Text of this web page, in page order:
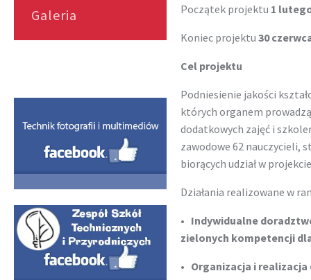
Galeria
Początek projektu 1
Koniec projektu 30
Cel projektu
Podniesienie jakości
których organem
dodatkowych zajęć i
zawodowe 62 nauczycieli,
biorących udział w
Działania realizowane w
• Indywidualne
zielonych kompetencji
• Organizacja i